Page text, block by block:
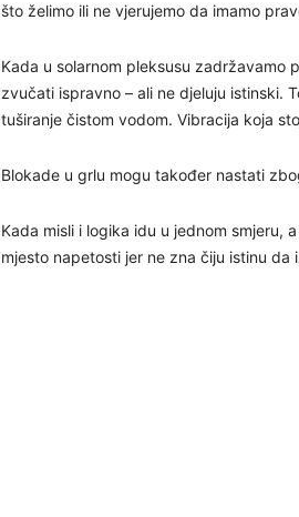
što želimo ili ne vjerujemo da imamo
Kada u solarnom pleksusu zadržavamo
zvučati ispravno – ali ne djeluju istinski.
tuširanje čistom vodom. Vibracija koja
Blokade u grlu mogu također nastati
Kada misli i logika idu u jednom smjeru,
mjesto napetosti jer ne zna čiju istinu da